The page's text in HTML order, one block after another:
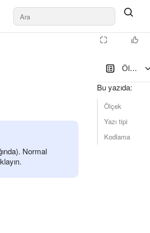
Ölçek,
Bu yazıda:
Ölçek
Yazı tipi
Kodlama
Normal